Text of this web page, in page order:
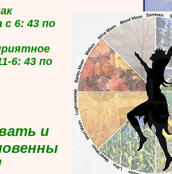
с 6: 43 по
6: 43 по
и